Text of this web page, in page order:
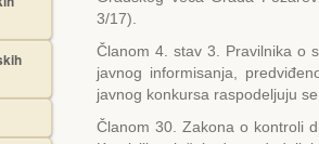
3/17).
Članom 4. stav 3. Pravilnika o
javnog informisanja,
javnog konkursa raspodeljuju
Članom 30. Zakona o kontroli